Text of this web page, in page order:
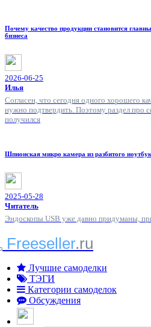
Почему качество продукции становится
бизнеса
2026-06-25
Илья
Согласен, что сегодня одного хорошего
нужно подтвердить. Поэтому раздел про
получился
Шпионская микро камера из разбитого
2025-05-28
Читатель
Эндоскопы USB уже давно придуманы,
Freeseller.ru
Лучшие самоделки
ТЭГИ
Категории самоделок
Обсуждения